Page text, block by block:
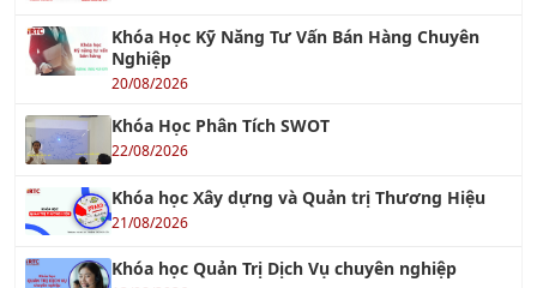
26/10/2019
TƯ VẤN ISO 13485 : 2016
07/04/2018
Tiêu chuẩn ISO 17025
TƯ VẤN ISO 15378:2015 - TIÊU CHUẨN MỚI VỀ
GMP CHO VẬT LIỆU BAO GÓI DƯỢC PHẨM
17/08/2023